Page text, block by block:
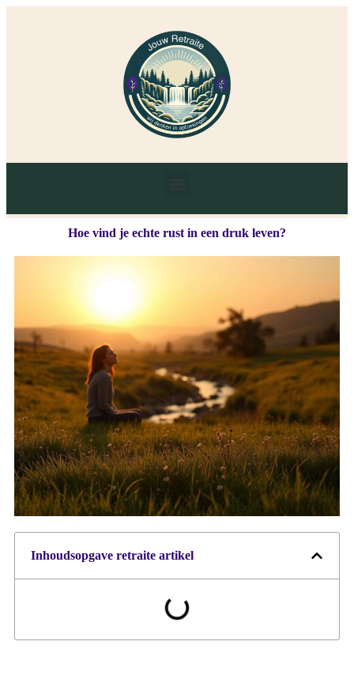
Hoe vind je echte rust in een druk leven?
Inhoudsopgave retraite artikel